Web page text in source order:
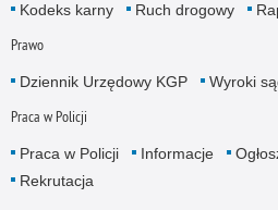
Kodeks karny
Ruch drogowy
Prawo
Dziennik Urzędowy KGP Wyroki
Praca w Policji
Praca w Policji Informacje
Rekrutacja